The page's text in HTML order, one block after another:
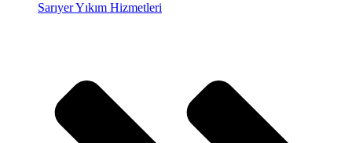
Sarıyer Yıkım Hizmetleri